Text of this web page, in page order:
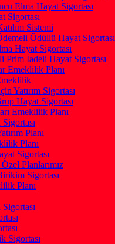
Elma Hayat Sigortası
Sigortası
Sistemi
Ödüllü Hayat Sigortası
Hayat Sigortası
Prim İadeli Hayat Sigortası
Emeklilik Planı
Yatırım Sigortası
Hayat Sigortası
Emeklilik Planı
Planı
Planı
Sigortası
Planlarımız
Sigortası
Planı
Sigortası